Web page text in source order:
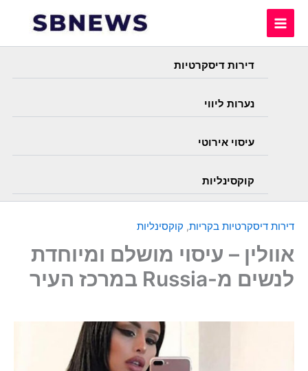
דירות דיסקרטיות
נערות ליווי
עיסוי אירוטי
קוקסינליות
דירות דיסקרטיות בקריות, קוקסינליות
אוולין – עיסוי מושלם ומיוחדת
לנשים מ-Russia במרכז העיר